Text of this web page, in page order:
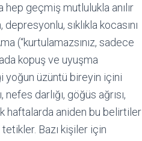
geçmiş mutlulukla anılır
sıklıkla kocasını
(“kurtulamazsınız, sadece
kopuş ve uyuşma
yoğun üzüntü bireyin içini
darlığı, göğüs ağrısı,
haftalarda aniden bu belirtiler
Bazı kişiler için